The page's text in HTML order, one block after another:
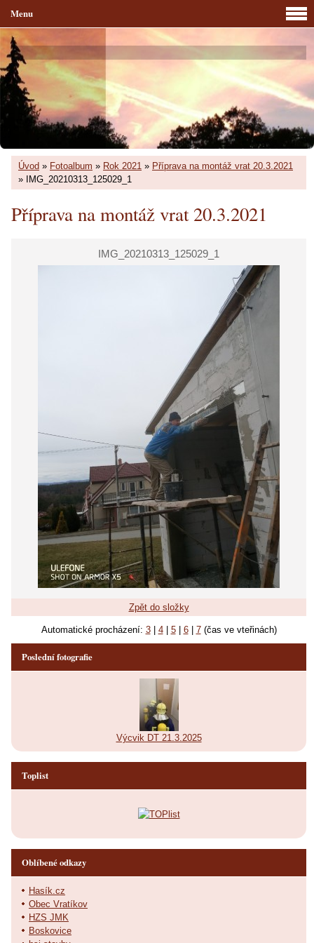
Úvod » Fotoalbum » Rok 2021 » Příprava na montáž vrat 20.3.2021
»
IMG_20210313_125029_1
Příprava na montáž vrat 20.3.2021
IMG_20210313_125029_1
Zpět do složky
Automatické procházení: 3| 4| 5| 6| 7(čas ve vteřinách)
Menu
Poslední fotografie
Výcvik DT 21.3.2025
Toplist
Oblíbené odkazy
Hasík.cz
Obec Vratíkov
HZS JMK
Boskovice